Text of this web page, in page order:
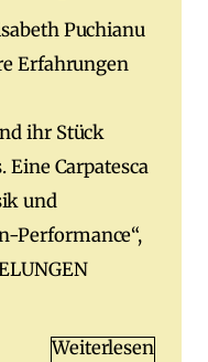
Puchianu
Erfahrungen
ihr Stück
Eine Carpatesca
und
Performance“,
Weiterlesen